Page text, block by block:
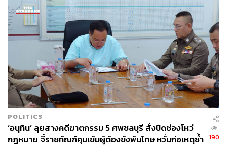
POLITICS
‘อนุทิน’ ลุยสางคดีฆาตกรรม 5 ศพชลบุรี สั่งปิดช่องโหว่
กฎหมาย จี้ราชทัณฑ์คุมเข้มผู้ต้องขังพ้นโทษ หวั่นก่อเหตุซ้ำ
190